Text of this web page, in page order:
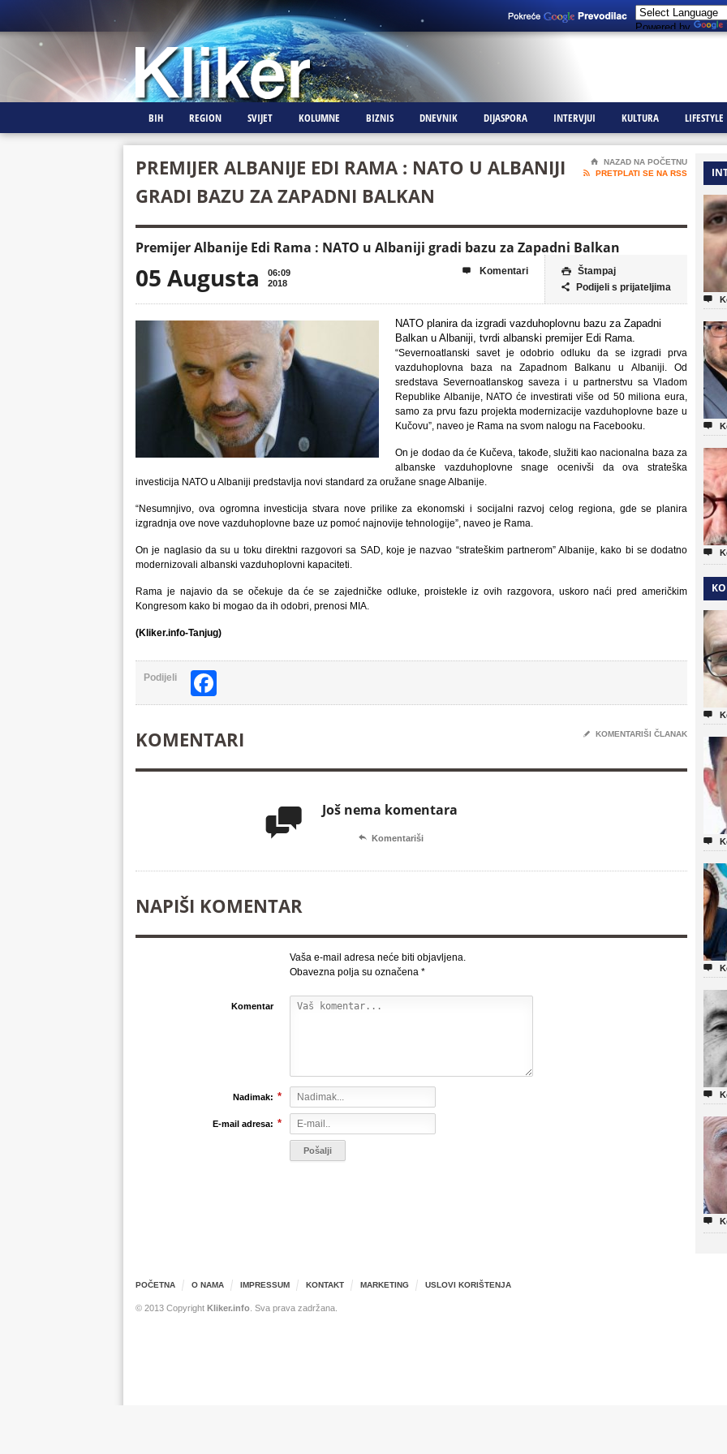
Powered by
BIH REGION SVIJET KOLUMNE BIZNIS DNEVNIK DIJASPORA INTERVJUI KULTURA LIFESTYLE
PREMIJER ALBANIJE EDI RAMA : NATO U ALBANIJI
GRADI BAZU ZA ZAPADNI BALKAN
⌂
NAZAD NA POČETNU

PRETPLATI SE NA RSS
Premijer Albanije Edi Rama : NATO u Albaniji gradi bazu za Zapadni Balkan
05 Augusta
06:09
2018
 Štampaj
 Podijeli s prijateljima
 Komentari
NATO planira da izgradi vazduhoplovnu bazu za Zapadni
Balkan u Albaniji, tvrdi albanski premijer Edi Rama.
“Severnoatlanski savet je odobrio odluku da se izgradi prva
vazduhoplovna baza na Zapadnom Balkanu u Albaniji. Od
sredstava Severnoatlanskog saveza i u partnerstvu sa Vladom
Republike Albanije, NATO će investirati više od 50 miliona eura,
samo za prvu fazu projekta modernizacije vazduhoplovne baze u
Kučovu”, naveo je Rama na svom nalogu na Facebooku.
On je dodao da će Kučeva, takođe, služiti kao nacionalna baza za
albanske vazduhoplovne snage ocenivši da ova strateška
investicija NATO u Albaniji predstavlja novi standard za oružane snage Albanije.
“Nesumnjivo, ova ogromna investicija stvara nove prilike za ekonomski i socijalni razvoj celog regiona, gde se planira
izgradnja ove nove vazduhoplovne baze uz pomoć najnovije tehnologije”, naveo je Rama.
On je naglasio da su u toku direktni razgovori sa SAD, koje je nazvao “strateškim partnerom” Albanije, kako bi se dodatno
modernizovali albanski vazduhoplovni kapaciteti.
Rama je najavio da se očekuje da će se zajedničke odluke, proistekle iz ovih razgovora, uskoro naći pred američkim
Kongresom kako bi mogao da ih odobri, prenosi MIA.
(Kliker.info-Tanjug)
Podijeli
KOMENTARI ✎ KOMENTARIŠI ČLANAK
 Još nema komentara
 Komentariši
NAPIŠI KOMENTAR
Vaša e-mail adresa neće biti objavljena.
Obavezna polja su označena *
Komentar
Nadimak: *
E-mail adresa: *








POČETNA O NAMA IMPRESSUM KONTAKT MARKETING USLOVI KORIŠTENJA
© 2013 Copyright Kliker.info. Sva prava zadržana.